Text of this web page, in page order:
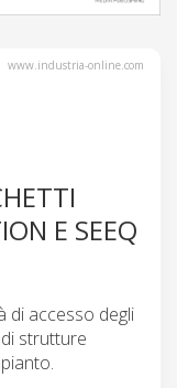
www.industria-online.com
E SEEQ
di accesso degli
strutture